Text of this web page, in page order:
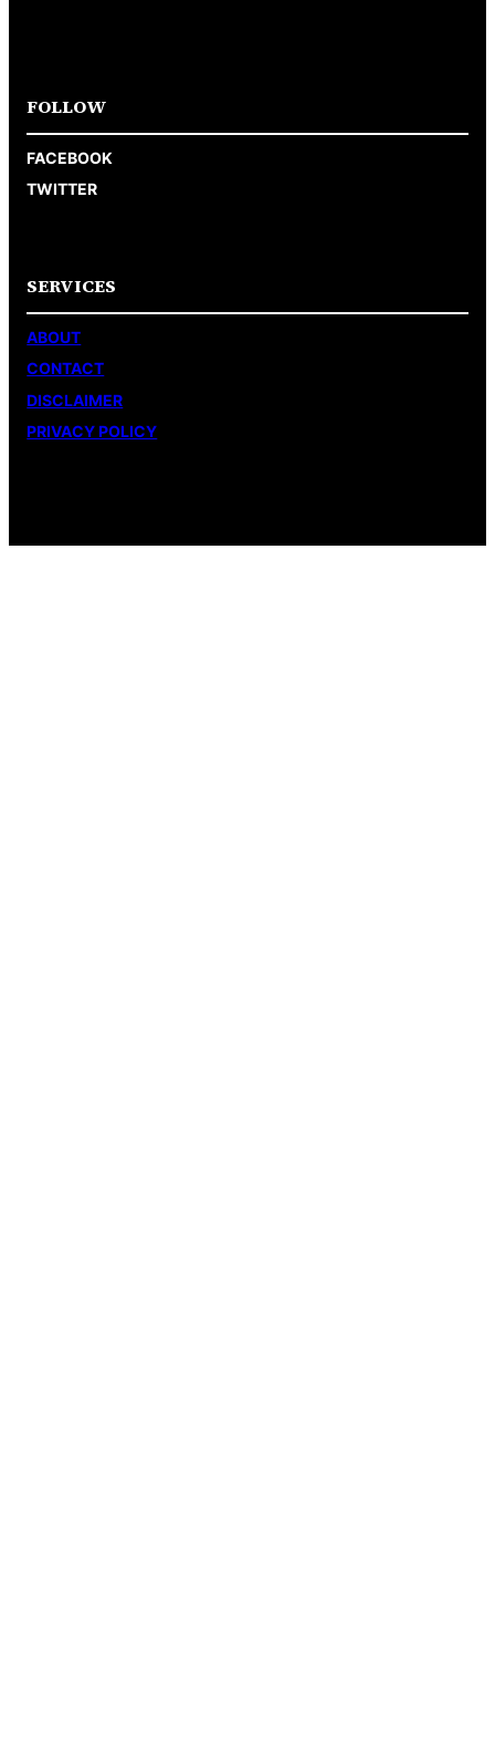
FOLLOW
FACEBOOK
TWITTER
SERVICES
ABOUT
CONTACT
DISCLAIMER
PRIVACY POLICY